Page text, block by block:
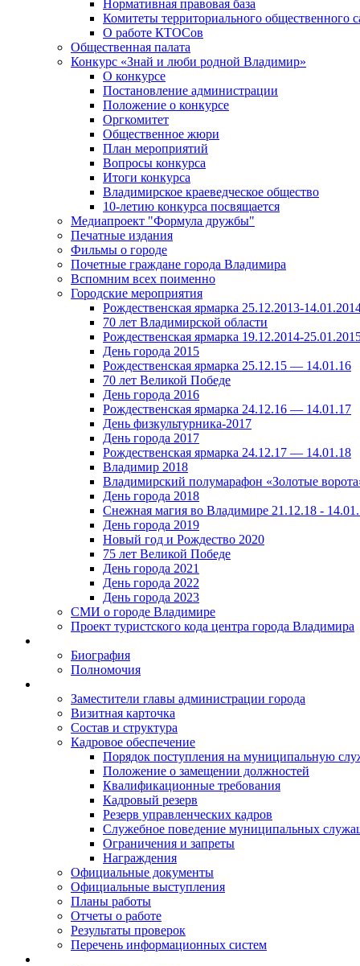
Нормативная правовая база
Комитеты территориального общественного
О работе КТОСов
Общественная палата
Конкурс «Знай и люби родной Владимир»
О конкурсе
Постановление администрации
Положение о конкурсе
Оргкомитет
Общественное жюри
План мероприятий
Вопросы конкурса
Итоги конкурса
Владимирское краеведческое общество
10-летию конкурса посвящается
Медиапроект "Формула дружбы"
Печатные издания
Фильмы о городе
Почетные граждане города Владимира
Вспомним всех поименно
Городские мероприятия
Рождественская ярмарка 25.12.2013-
70 лет Владимирской области
Рождественская ярмарка 19.12.2014-
День города 2015
Рождественская ярмарка 25.12.15 — 14.01.16
70 лет Великой Победе
День города 2016
Рождественская ярмарка 24.12.16 — 14.01.17
День физкультурника-2017
День города 2017
Рождественская ярмарка 24.12.17 — 14.01.18
Владимир 2018
Владимирский полумарафон «Золотые
День города 2018
Снежная магия во Владимире 21.12.18 -
День города 2019
Новый год и Рождество 2020
75 лет Великой Победе
День города 2021
День города 2022
День города 2023
СМИ о городе Владимире
Проект туристского кода центра города Владимира
Биография
Полномочия
Заместители главы администрации города
Визитная карточка
Состав и структура
Кадровое обеспечение
Порядок поступления на муниципальную
Положение о замещении должностей
Квалификационные требования
Кадровый резерв
Резерв управленческих кадров
Служебное поведение муниципальных
Ограничения и запреты
Награждения
Официальные документы
Официальные выступления
Планы работы
Отчеты о работе
Результаты проверок
Перечень информационных систем